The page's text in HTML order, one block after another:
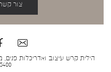
צור